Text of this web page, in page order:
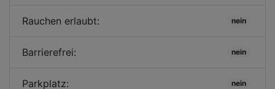
Rauchen erlaubt: nein
Barrierefrei: nein
Parkplatz: nein